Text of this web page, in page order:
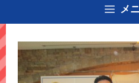
ッ
プ
メ